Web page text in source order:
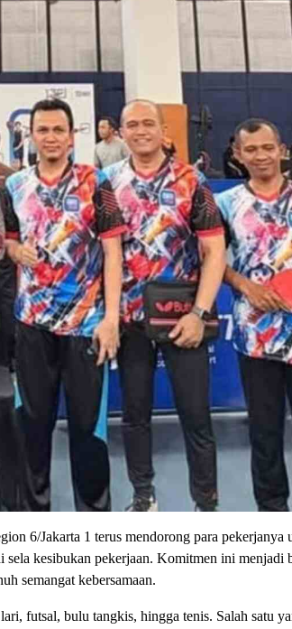
6/Jakarta 1 terus mendorong para pekerjanya
kesibukan pekerjaan. Komitmen ini menjadi
semangat kebersamaan.
futsal, bulu tangkis, hingga tenis. Salah satu